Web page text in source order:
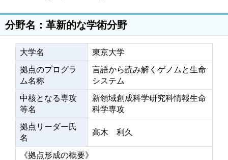
分野名：革新的な学術分野
大学名
東京大学
拠点のプログラ
ム名称
言語から読み解くゲノムと生命
システム
中核となる専攻
等名
新領域創成科学研究科情報生命
科学専攻
拠点リーダー氏
名
高木 利久
《拠点形成の概要》